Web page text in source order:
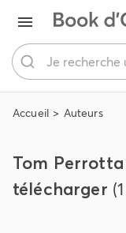
Accueil Auteurs
Tom
télécharger